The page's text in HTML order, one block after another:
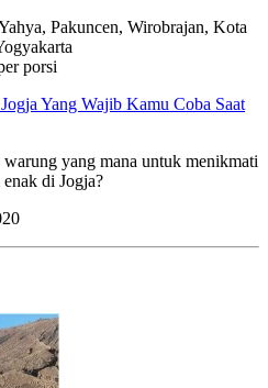
Pakuncen, Wirobrajan, Kota
porsi
Yang Wajib Kamu Coba Saat
yang mana untuk menikmati
di Jogja?